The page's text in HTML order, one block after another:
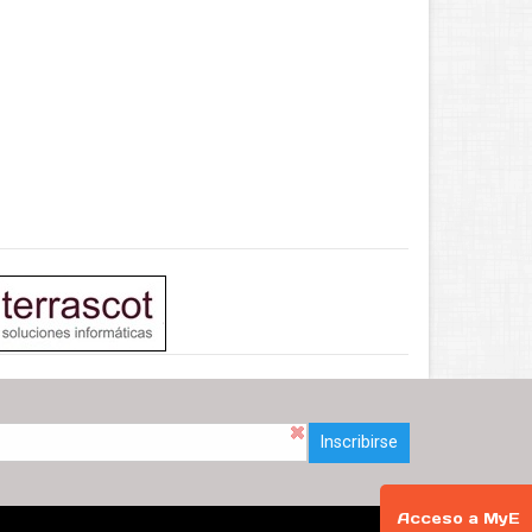
Acceso a MyE
Inscribirse